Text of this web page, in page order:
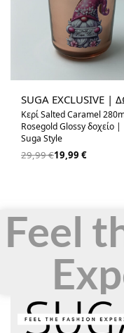
SUGA EXCLUSIVE |
Κερί Salted Caramel
Rosegold Glossy δοχείο |
Suga Style
29,99€19,99 €
Feel